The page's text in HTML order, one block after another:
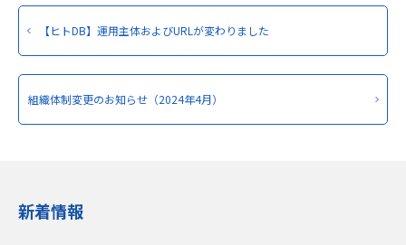
【ヒトDB】運用主体およびURLが変わりました
組織体制変更のお知らせ（2024年4月）
新着情報